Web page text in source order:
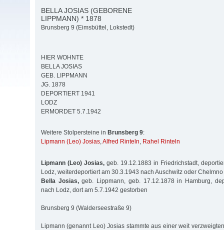
BELLA JOSIAS (GEBORENE
LIPPMANN) * 1878
Brunsberg 9 (Eimsbüttel, Lokstedt)
HIER WOHNTE
BELLA JOSIAS
GEB. LIPPMANN
JG. 1878
DEPORTIERT 1941
LODZ
ERMORDET 5.7.1942
Weitere Stolpersteine in Brunsberg 9:
Lipmann (Leo) Josias,Alfred Rinteln, Rahel Rinteln
Lipmann (Leo) Josias, geb. 19.12.1883 in Friedrichstadt,
Lodz, weiterdeportiert am 30.3.1943 nach Auschwitz oder Chelmno
Bella Josias,geb. Lippmann, geb. 17.12.1878 in Hamburg,
nach Lodz, dort am 5.7.1942 gestorben
Brunsberg 9 (Walderseestraße 9)
Lipmann (genannt Leo) Josias stammte aus einer weit